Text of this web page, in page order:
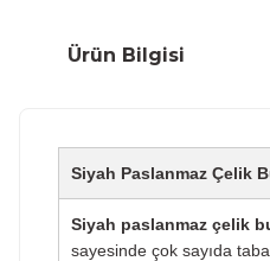
Ürün Bilgisi
Siyah Paslanmaz Çelik
Siyah paslanmaz çelik
sayesinde çok sayıda